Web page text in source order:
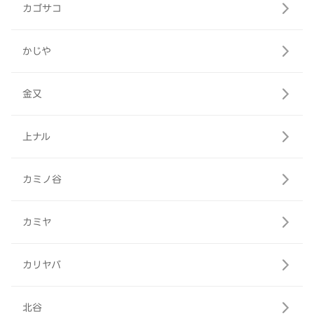
カゴサコ
かじや
金又
上ナル
カミノ谷
カミヤ
カリヤバ
北谷